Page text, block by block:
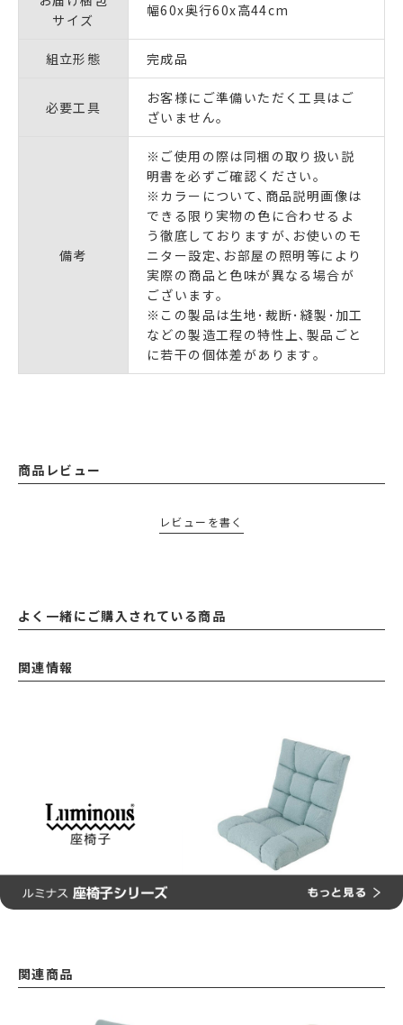
サイズ
幅60x奥行60x高44cm
組立形態 完成品
必要工具
お客様にご準備いただく工具はご
ざいません｡
備考
※ご使用の際は同梱の取り扱い説
明書を必ずご確認ください｡
※カラーについて､商品説明画像は
できる限り実物の色に合わせるよ
う徹底しておりますが､お使いのモ
ニター設定､お部屋の照明等により
実際の商品と色味が異なる場合が
ございます｡
※この製品は生地･裁断･縫製･加工
などの製造工程の特性上､製品ごと
に若干の個体差があります｡
商品レビュー
レビューを書く
よく一緒にご購入されている商品
関連情報
関連商品